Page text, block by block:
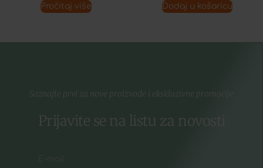
Pročitaj više Dodaj u košaricu
Saznajte prvi za nove proizvode i ekskluzivne promocije
Prijavite se na listu za novosti